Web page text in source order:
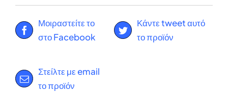
Μοιραστείτε το
στο Facebook
Κάντε tweet αυτό
το προϊόν
Στείλτε με email
το προϊόν